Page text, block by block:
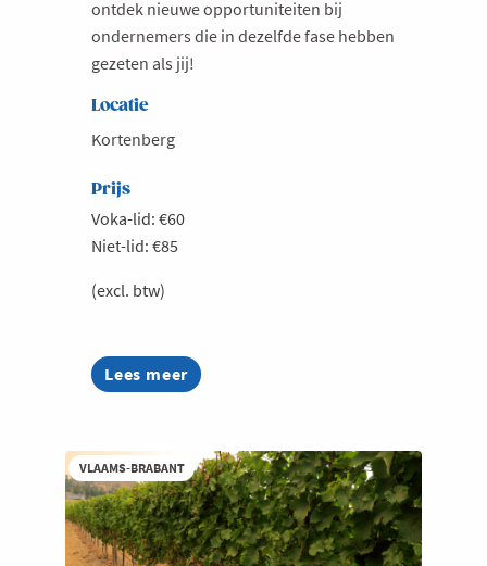
ontdek nieuwe opportuniteiten bij
ondernemers die in dezelfde fase hebben
gezeten als jij!
Locatie
Kortenberg
Prijs
Voka-lid: €60
Niet-lid: €85
(excl. btw)
Lees meer
about
Bryo
VLAAMS-BRABANT